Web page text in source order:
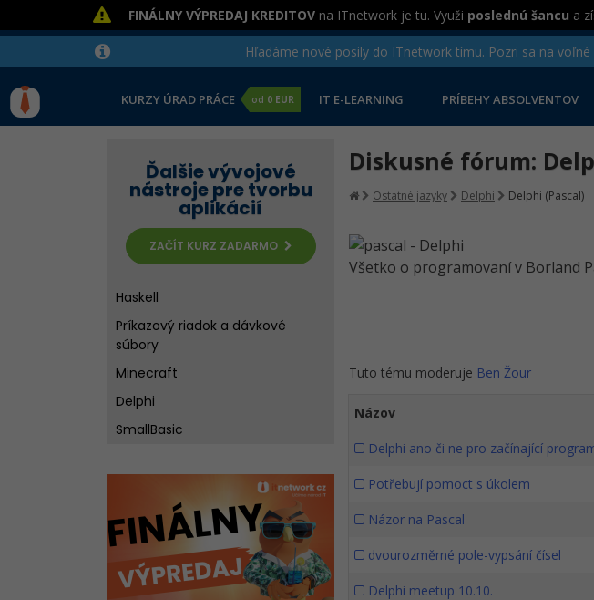
FINÁLNY VÝPREDAJ KREDITOV na ITnetwork je tu. Využi poslednú šancu a
Hľadáme nové posily do ITnetwork tímu. Pozri sa na
KURZY ÚRAD PRÁCE od 0 EUR IT E-LEARNING PRÍBEHY ABSOLVENTOV
Ďalšie vývojové
nástroje pre tvorbu
aplikácií
ZAČÍT KURZ ZADARMO
Haskell
Príkazový riadok a dávkové
súbory
Minecraft
Delphi
SmallBasic
Diskusné fórum:
Ostatné jazyky Delphi Delphi (Pascal)
Všetko o programovaní v Borland
Tuto tému moderuje Ben Žour
Názov
Delphi ano či ne pro začínající
Potřebují pomoct s úkolem
Názor na Pascal
dvourozměrné pole-vypsání čísel
Delphi meetup 10.10.